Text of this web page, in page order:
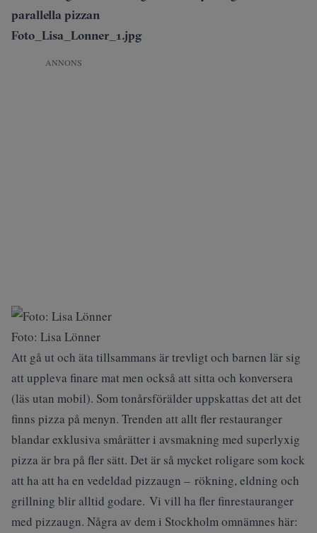
parallella pizzan
Foto_Lisa_Lonner_1.jpg
ANNONS
Foto: Lisa Lönner
Att gå ut och äta tillsammans är trevligt och barnen lär sig
att uppleva finare mat men också att sitta och konversera
(läs utan mobil). Som tonårsförälder uppskattas det att det
finns pizza på menyn. Trenden att allt fler restauranger
blandar exklusiva smårätter i avsmakning med superlyxig
pizza är bra på fler sätt. Det är så mycket roligare som kock
att ha att ha en vedeldad pizzaugn – rökning, eldning och
grillning blir alltid godare. Vi vill ha fler finrestauranger
med pizzaugn. Några av dem i Stockholm omnämnes här: